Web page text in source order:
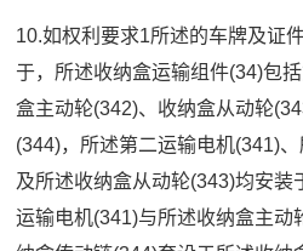
10.如权利要求1所述的车牌及证
于，所述收纳盒运输组件(34)包
盒主动轮(342)、收纳盒从动轮
(344)，所述第二运输电机(341)
及所述收纳盒从动轮(343)均安装
运输电机(341)与所述收纳盒主动